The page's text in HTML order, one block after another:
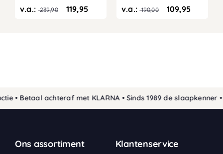
v.a.:239,90 119,95 v.a.:190,00 109,95
Betaal achteraf met KLARNA • Sinds 1989 de slaapkenner •
Ons assortiment Klantenservice